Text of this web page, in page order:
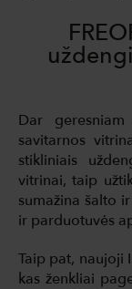
Dar
savitarnos
stikliniais
vitrinai, taip
sumažina šalto
ir parduotuvės
Taip pat, naujoji
kas ženkliai